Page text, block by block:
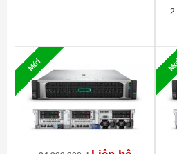
HPE iLO
Warranty HPE 3Y Tech Care
Mới